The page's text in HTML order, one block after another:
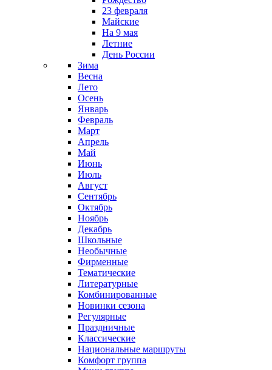
23 февраля
Майские
На 9 мая
Летние
День России
Зима
Весна
Лето
Осень
Январь
Февраль
Март
Апрель
Май
Июнь
Июль
Август
Сентябрь
Октябрь
Ноябрь
Декабрь
Школьные
Необычные
Фирменные
Тематические
Литературные
Комбинированные
Новинки сезона
Регулярные
Праздничные
Классические
Национальные маршруты
Комфорт группа